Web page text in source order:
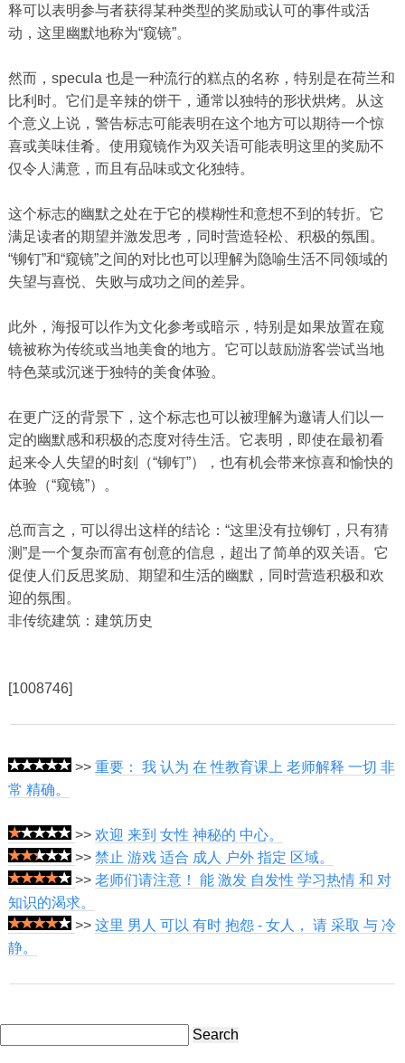
释可以表明参与者获得某种类型的奖励或认可的事件或活
动，这里幽默地称为“窥镜”。
然而，specula 也是一种流行的糕点的名称，特别是在荷兰和
比利时。它们是辛辣的饼干，通常以独特的形状烘烤。从这
个意义上说，警告标志可能表明在这个地方可以期待一个惊
喜或美味佳肴。使用窥镜作为双关语可能表明这里的奖励不
仅令人满意，而且有品味或文化独特。
这个标志的幽默之处在于它的模糊性和意想不到的转折。它
满足读者的期望并激发思考，同时营造轻松、积极的氛围。
“铆钉”和“窥镜”之间的对比也可以理解为隐喻生活不同领域的
失望与喜悦、失败与成功之间的差异。
此外，海报可以作为文化参考或暗示，特别是如果放置在窥
镜被称为传统或当地美食的地方。它可以鼓励游客尝试当地
特色菜或沉迷于独特的美食体验。
在更广泛的背景下，这个标志也可以被理解为邀请人们以一
定的幽默感和积极的态度对待生活。它表明，即使在最初看
起来令人失望的时刻（“铆钉”），也有机会带来惊喜和愉快的
体验（“窥镜”）。
总而言之，可以得出这样的结论：“这里没有拉铆钉，只有猜
测”是一个复杂而富有创意的信息，超出了简单的双关语。它
促使人们反思奖励、期望和生活的幽默，同时营造积极和欢
迎的氛围。
非传统建筑：建筑历史
[1008746]
>> 重要： 我 认为 在 性教育课上 老师解释 一切 非
常 精确。
>> 欢迎 来到 女性 神秘的 中心。
>> 禁止 游戏 适合 成人 户外 指定 区域。
>> 老师们请注意！ 能 激发 自发性 学习热情 和 对
知识的渴求。
>> 这里 男人 可以 有时 抱怨 - 女人， 请 采取 与 冷
静。
Search